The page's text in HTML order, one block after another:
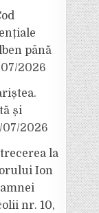
până
2026
și
07/2026
la
Ion
nr. 10,